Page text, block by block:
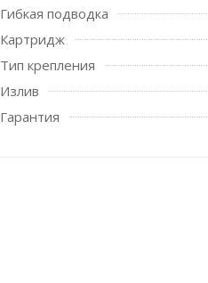
Гибкая подводка
Картридж
Тип крепления
Излив
Гарантия